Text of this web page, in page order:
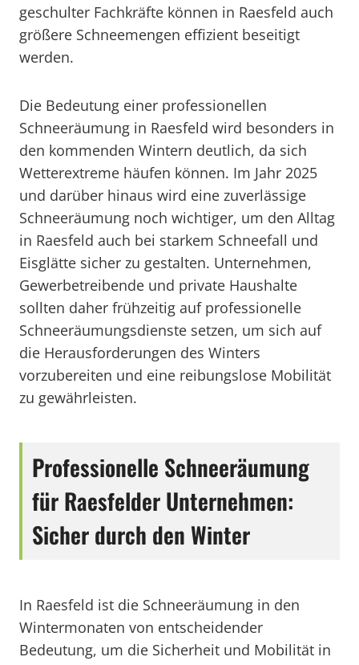
geschulter Fachkräfte können in Raesfeld auch
größere Schneemengen effizient beseitigt
werden.
Die Bedeutung einer professionellen
Schneeräumung in Raesfeld wird besonders in
den kommenden Wintern deutlich, da sich
Wetterextreme häufen können. Im Jahr 2025
und darüber hinaus wird eine zuverlässige
Schneeräumung noch wichtiger, um den Alltag
in Raesfeld auch bei starkem Schneefall und
Eisglätte sicher zu gestalten. Unternehmen,
Gewerbetreibende und private Haushalte
sollten daher frühzeitig auf professionelle
Schneeräumungsdienste setzen, um sich auf
die Herausforderungen des Winters
vorzubereiten und eine reibungslose Mobilität
zu gewährleisten.
Professionelle Schneeräumung
für Raesfelder Unternehmen:
Sicher durch den Winter
In Raesfeld ist die Schneeräumung in den
Wintermonaten von entscheidender
Bedeutung, um die Sicherheit und Mobilität in